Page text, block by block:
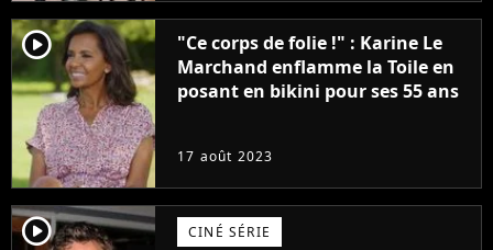
player2
"Ce corps de folie !" : Karine Le
Marchand enflamme la Toile en
posant en bikini pour ses 55 ans
17 août 2023
player2 CINÉ SÉRIE